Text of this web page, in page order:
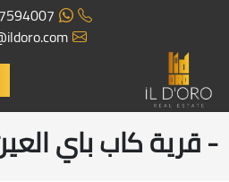
- قرية كاب باي